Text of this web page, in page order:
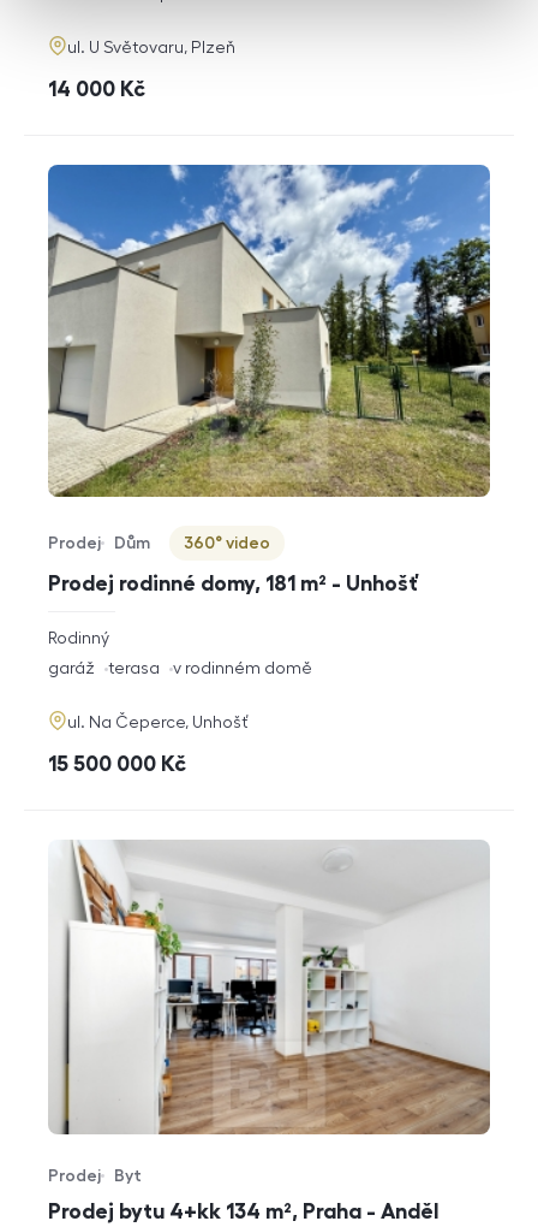
adresa
ul. U Světovaru, Plzeň
cena
14 000 Kč
Prodej rodinné domy, 181 m² - Unhošť
Typ nabídky
Prodej
Typ nemovitosti
Dům
Virtuální prohlídka
360° video
rozměry
dispozice
Rodinný
funkce
garáž terasa v rodinném domě
adresa
ul. Na Čeperce, Unhošť
cena
15 500 000 Kč
Prodej bytu 4+kk 134 m², Praha - Anděl
Typ nabídky
Prodej
Typ nemovitosti
Byt